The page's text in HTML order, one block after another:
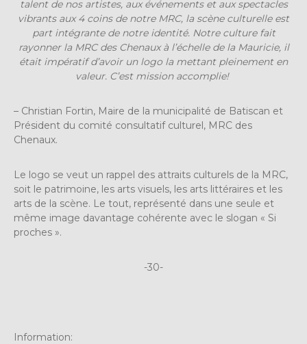
talent de nos artistes, aux événements et aux spectacles
vibrants aux 4 coins de notre MRC, la scène culturelle est
part intégrante de notre identité. Notre culture fait
rayonner la MRC des Chenaux à l’échelle de la Mauricie, il
était impératif d’avoir un logo la mettant pleinement en
valeur. C’est mission accomplie!
– Christian Fortin, Maire de la municipalité de Batiscan et
Président du comité consultatif culturel, MRC des
Chenaux.
Le logo se veut un rappel des attraits culturels de la MRC,
soit le patrimoine, les arts visuels, les arts littéraires et les
arts de la scène. Le tout, représenté dans une seule et
même image davantage cohérente avec le slogan « Si
proches ».
-30-
Information: